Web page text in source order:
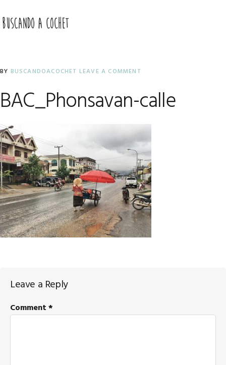
to
primary
to
main
to
primary
BY BUSCANDOACOCHET LEAVE A COMMENT
BAC_Phonsavan-calle
Reader
Interactions
Leave a Reply
Comment*